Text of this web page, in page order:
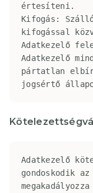
értesíteni.
Kifogás:
kifogással
Adatkezelő
Adatkezelő
pártatlan
jogsértő
Adatkezelő
gondoskodik